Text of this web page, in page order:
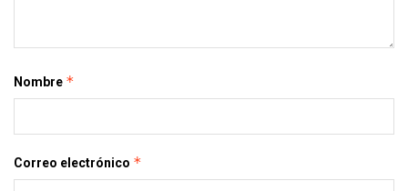
Nombre *
Correo electrónico *